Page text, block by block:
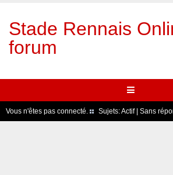
Stade Rennais
forum
Vous n'êtes pas connecté. Sujets:Actif| Sans